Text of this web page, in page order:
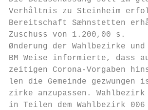
Verhåltnis zu Steinheim
Bereitschaft Sæhnstetten
Zuschuss von 1.200,00 s.
Ønderung der Wahlbezirke
BM Weise informierte, dass
zeitigen Corona-Vorgaben
len die Gemeinde gezwungen
zirke anzupassen. Wahlbezirk
in Teilen dem Wahlbezirk